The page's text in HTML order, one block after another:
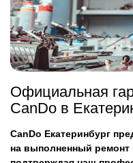
Официальная
CanDo в
CanDo Екатеринбург
на выполненный ремонт